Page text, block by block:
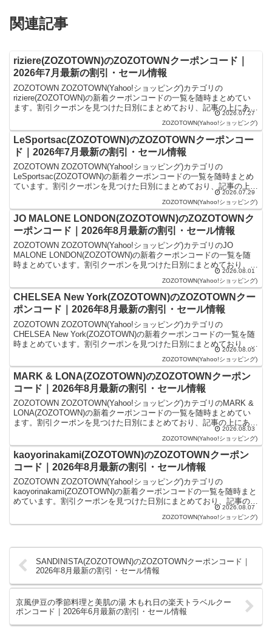
関連記事
riziere(ZOZOTOWN)のZOZOTOWNクーポンコード｜
2026年7月最新の割引・セール情報
ZOZOTOWN ZOZOTOWN(Yahoo!ショッピング)カテゴリの
riziere(ZOZOTOWN)の新着クーポンコードの一覧を随時まとめてい
ます。割引クーポンを見つけた日別にまとめており、記事の上にある
2026.07.27
ZOZOTOWN(Yahoo!ショッピング)
LeSportsac(ZOZOTOWN)のZOZOTOWNクーポンコー
ド｜2026年7月最新の割引・セール情報
ZOZOTOWN ZOZOTOWN(Yahoo!ショッピング)カテゴリの
LeSportsac(ZOZOTOWN)の新着クーポンコードの一覧を随時まとめ
ています。割引クーポンを見つけた日別にまとめており、記事の上に
2026.07.29
ZOZOTOWN(Yahoo!ショッピング)
JO MALONE LONDON(ZOZOTOWN)のZOZOTOWNク
ーポンコード｜2026年8月最新の割引・セール情報
ZOZOTOWN ZOZOTOWN(Yahoo!ショッピング)カテゴリのJO
MALONE LONDON(ZOZOTOWN)の新着クーポンコードの一覧を随
時まとめています。割引クーポンを見つけた日別にまとめており、記
2026.08.01
ZOZOTOWN(Yahoo!ショッピング)
CHELSEA New York(ZOZOTOWN)のZOZOTOWNクー
ポンコード｜2026年8月最新の割引・セール情報
ZOZOTOWN ZOZOTOWN(Yahoo!ショッピング)カテゴリの
CHELSEA New York(ZOZOTOWN)の新着クーポンコードの一覧を随
時まとめています。割引クーポンを見つけた日別にまとめており、記
2026.08.05
ZOZOTOWN(Yahoo!ショッピング)
MARK & LONA(ZOZOTOWN)のZOZOTOWNクーポン
コード｜2026年8月最新の割引・セール情報
ZOZOTOWN ZOZOTOWN(Yahoo!ショッピング)カテゴリのMARK &
LONA(ZOZOTOWN)の新着クーポンコードの一覧を随時まとめてい
ます。割引クーポンを見つけた日別にまとめており、記事の上にある
2026.08.03
ZOZOTOWN(Yahoo!ショッピング)
kaoyorinakami(ZOZOTOWN)のZOZOTOWNクーポン
コード｜2026年8月最新の割引・セール情報
ZOZOTOWN ZOZOTOWN(Yahoo!ショッピング)カテゴリの
kaoyorinakami(ZOZOTOWN)の新着クーポンコードの一覧を随時まと
めています。割引クーポンを見つけた日別にまとめており、記事の上
2026.08.07
ZOZOTOWN(Yahoo!ショッピング)
SANDINISTA(ZOZOTOWN)のZOZOTOWNクーポンコード｜
2026年8月最新の割引・セール情報
京風伊豆の季節料理と美肌の湯 木もれ日の楽天トラベルクー
ポンコード｜2026年6月最新の割引・セール情報